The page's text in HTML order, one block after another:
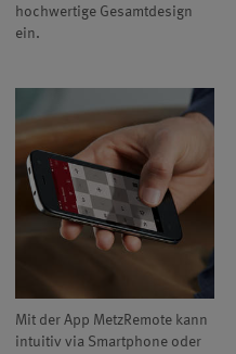
hochwertige Gesamtdesign
ein.
Mit der App MetzRemote kann
intuitiv via Smartphone oder